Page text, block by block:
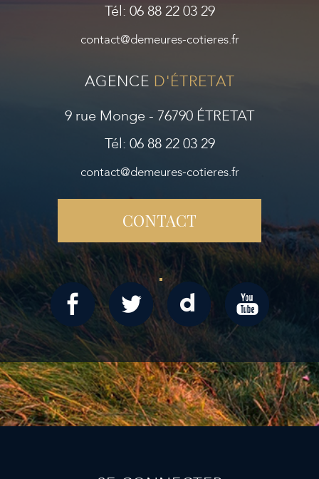
Tél: 06 88 22 03 29
contact@demeures-cotieres.fr
AGENCE D'ÉTRETAT
9 rue Monge - 76790 ÉTRETAT
Tél: 06 88 22 03 29
contact@demeures-cotieres.fr
CONTACT